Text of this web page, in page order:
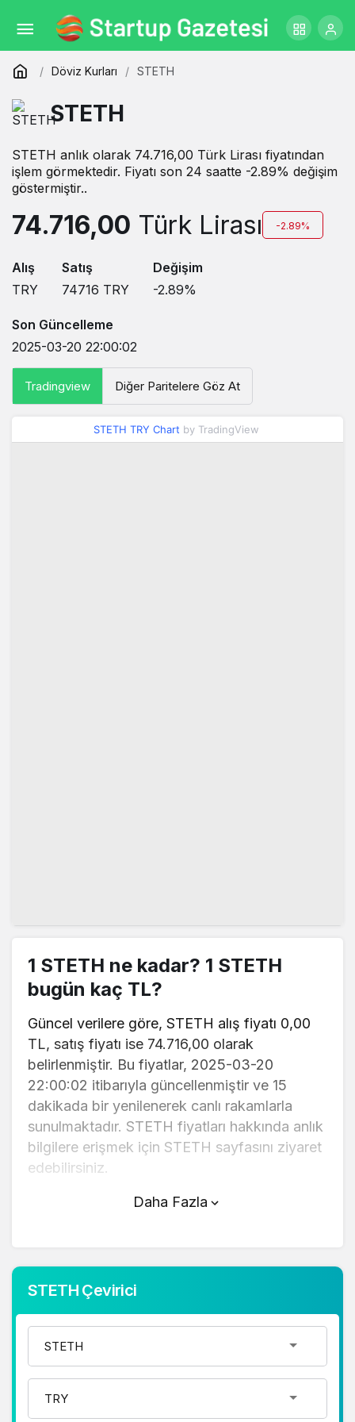
Döviz Kurları STETH
STETH
STETH anlık olarak 74.716,00 Türk Lirası fiyatından
işlem görmektedir. Fiyatı son 24 saatte -2.89% değişim
göstermiştir..
74.716,00 Türk Lirası -2.89%
Alış
TRY
Satış
74716 TRY
Değişim
-2.89%
Son Güncelleme
2025-03-20 22:00:02
Tradingview Diğer Paritelere Göz At
STETH TRY Chart by TradingView
1 STETH ne kadar? 1 STETH
bugün kaç TL?
Güncel verilere göre, STETH alış fiyatı 0,00
TL, satış fiyatı ise 74.716,00 olarak
belirlenmiştir. Bu fiyatlar, 2025-03-20
22:00:02 itibarıyla güncellenmiştir ve 15
dakikada bir yenilenerek canlı rakamlarla
sunulmaktadır. STETH fiyatları hakkında anlık
bilgilere erişmek için STETH sayfasını ziyaret
edebilirsiniz.
STETH (TL) fiyatı bugün yükseldi.
işlem hacmi 0. Fiyatı son 24 saatte -2,89
değişim göstermiştir..
STETH hesaplama işlemleri için, sayfanın
üstünde yer alan çevirici aracını kullanarak
mevcut fiyatlar üzerinden hızlı ve kolay bir
şekilde çevirme işlemlerinizi
Daha Fazla
STETH Çevirici